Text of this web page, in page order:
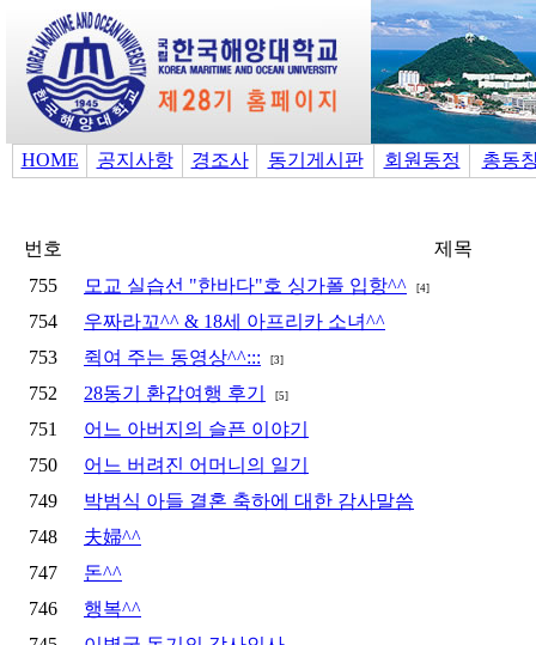
HOME 공지사항 경조사 동기게시판 회원동정 총동
번호
제목
755
모교 실습선 "한바다"호 싱가폴 입항^^ [4]
754
우짜라꼬^^ & 18세 아프리카 소녀^^
753
쥑여 주는 동영상^^::: [3]
752 28동기 환갑여행 후기 [5]
751
어느 아버지의 슬픈 이야기
750
어느 버려진 어머니의 일기
749
박범식 아들 결혼 축하에 대한 감사말씀
748
夫婦^^
747
돈^^
746
행복^^